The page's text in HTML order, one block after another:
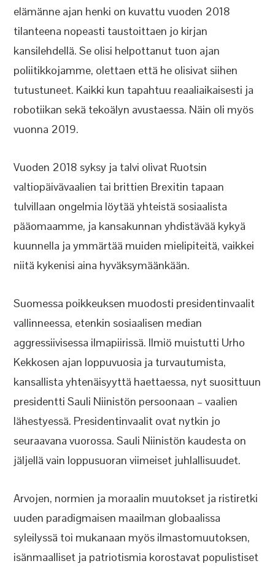
elämänne ajan henki on kuvattu vuoden 2018
tilanteena nopeasti taustoittaen jo kirjan
kansilehdellä. Se olisi helpottanut tuon ajan
poliitikkojamme, olettaen että he olisivat siihen
tutustuneet. Kaikki kun tapahtuu reaaliaikaisesti ja
robotiikan sekä tekoälyn avustaessa. Näin oli myös
vuonna 2019.
Vuoden 2018 syksy ja talvi olivat Ruotsin
valtiopäivävaalien tai brittien Brexitin tapaan
tulvillaan ongelmia löytää yhteistä sosiaalista
pääomaamme, ja kansakunnan yhdistävää kykyä
kuunnella ja ymmärtää muiden mielipiteitä, vaikkei
niitä kykenisi aina hyväksymäänkään.
Suomessa poikkeuksen muodosti presidentinvaalit
vallinneessa, etenkin sosiaalisen median
aggressiivisessa ilmapiirissä. Ilmiö muistutti Urho
Kekkosen ajan loppuvuosia ja turvautumista,
kansallista yhtenäisyyttä haettaessa, nyt suosittuun
presidentti Sauli Niinistön persoonaan – vaalien
lähestyessä. Presidentinvaalit ovat nytkin jo
seuraavana vuorossa. Sauli Niinistön kaudesta on
jäljellä vain loppusuoran viimeiset juhlallisuudet.
Arvojen, normien ja moraalin muutokset ja ristiretki
uuden paradigmaisen maailman globaalissa
syleilyssä toi mukanaan myös ilmastomuutoksen,
isänmaalliset ja patriotismia korostavat populistiset